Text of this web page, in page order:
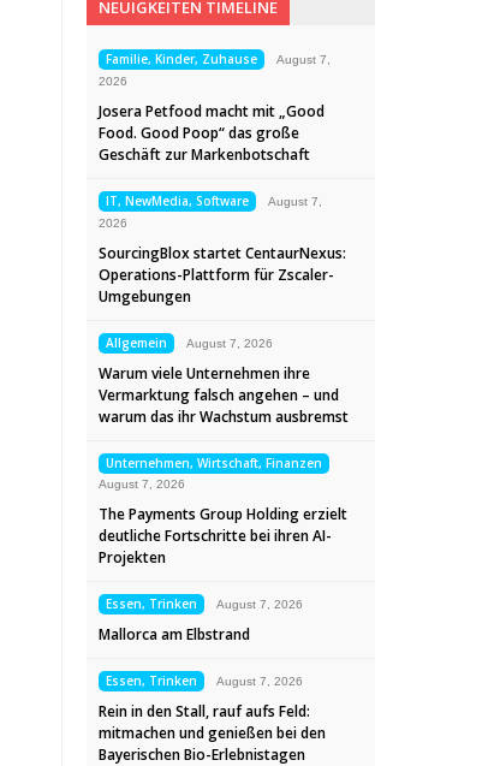
NEUIGKEITEN TIMELINE
Familie, Kinder, Zuhause
August 7,
2026
Josera Petfood macht mit „Good
Food. Good Poop“ das große
Geschäft zur Markenbotschaft
IT, NewMedia, Software
August 7,
2026
SourcingBlox startet CentaurNexus:
Operations-Plattform für Zscaler-
Umgebungen
Allgemein August 7, 2026
Warum viele Unternehmen ihre
Vermarktung falsch angehen – und
warum das ihr Wachstum ausbremst
Unternehmen, Wirtschaft, Finanzen
August 7, 2026
The Payments Group Holding erzielt
deutliche Fortschritte bei ihren AI-
Projekten
Essen, Trinken August 7, 2026
Mallorca am Elbstrand
Essen, Trinken August 7, 2026
Rein in den Stall, rauf aufs Feld:
mitmachen und genießen bei den
Bayerischen Bio-Erlebnistagen